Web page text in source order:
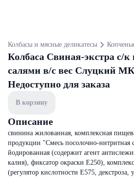
Колбасы и мясные деликатесы
Колбаса Свиная-экстра с/к
салями в/с вес Слуцкий МК
Недоступно для заказа
В корзину
Описание
свинина жилованная, комплексная
продукции "Смесь посолочно-нитритная
йодированная (содержит агент
калия), фиксатор окраски Е250),
(регулятор кислотности Е575, декстроза,